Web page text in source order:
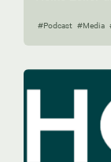
#Podcast #Media